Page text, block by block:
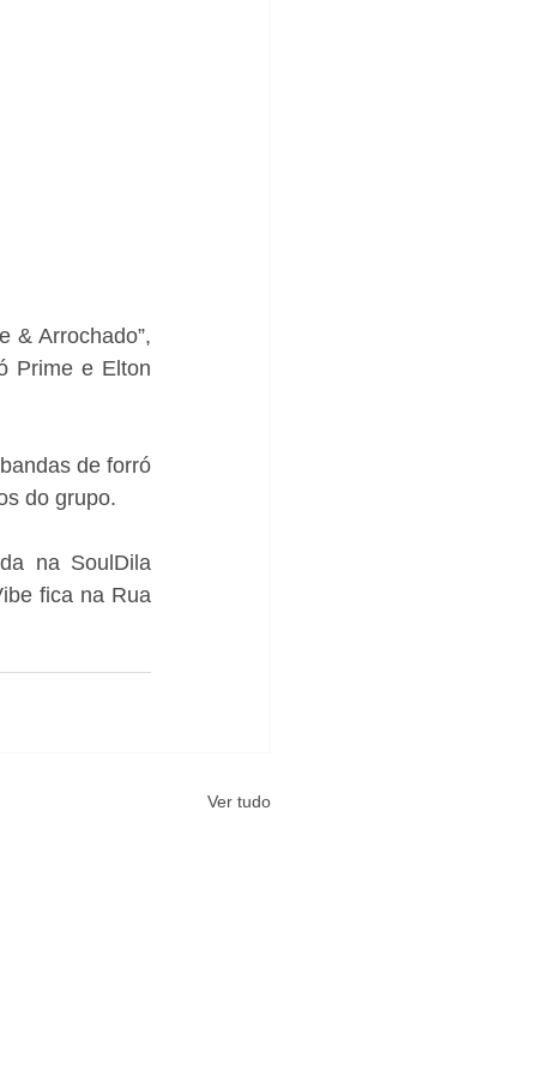
& Arrochado”,
Prime e Elton
de forró
do grupo.
na SoulDila
fica na Rua
Ver tudo